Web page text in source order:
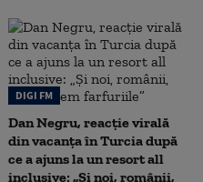
DIGI FM
Dan Negru, reacție virală
din vacanța în Turcia după
ce a ajuns la un resort all
inclusive: „Și noi, românii,